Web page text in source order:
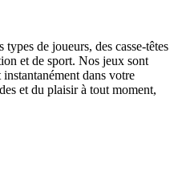
de joueurs, des casse-têtes
et de sport. Nos jeux sont
dans votre
et du plaisir à tout moment,